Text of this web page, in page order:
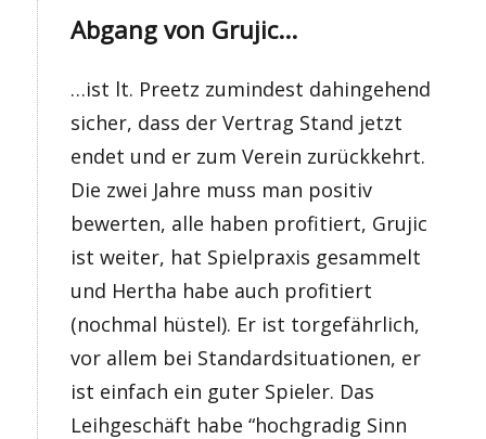
Abgang von Grujic...
…ist lt. Preetz zumindest dahingehend
sicher, dass der Vertrag Stand jetzt
endet und er zum Verein zurückkehrt.
Die zwei Jahre muss man positiv
bewerten, alle haben profitiert, Grujic
ist weiter, hat Spielpraxis gesammelt
und Hertha habe auch profitiert
(nochmal hüstel). Er ist torgefährlich,
vor allem bei Standardsituationen, er
ist einfach ein guter Spieler. Das
Leihgeschäft habe “hochgradig Sinn